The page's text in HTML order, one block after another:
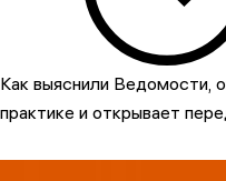
Как выяснили Ведомости,
практике и открывает